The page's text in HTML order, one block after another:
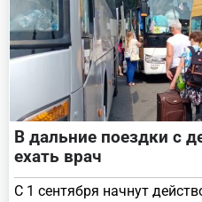
В дальние поездки с
ехать врач
С 1 сентября начнут